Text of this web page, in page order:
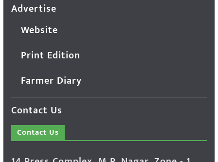
Advertise
Website
Print Edition
Farmer Diary
Contact Us
Contact Us